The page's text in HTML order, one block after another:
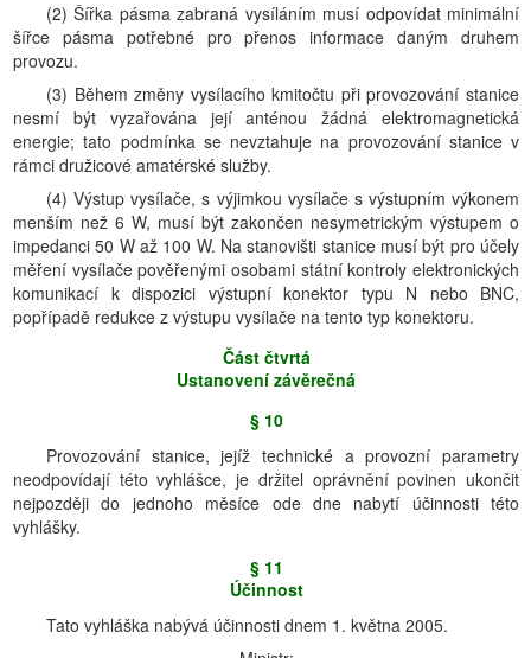
(2) Šířka pásma zabraná vysíláním musí odpovídat minimální
šířce pásma potřebné pro přenos informace daným druhem
provozu.
(3) Během změny vysílacího kmitočtu při provozování stanice
nesmí být vyzařována její anténou žádná elektromagnetická
energie; tato podmínka se nevztahuje na provozování stanice v
rámci družicové amatérské služby.
(4) Výstup vysílače, s výjimkou vysílače s výstupním výkonem
menším než 6 W, musí být zakončen nesymetrickým výstupem o
impedanci 50 W až 100 W. Na stanovišti stanice musí být pro účely
měření vysílače pověřenými osobami státní kontroly elektronických
komunikací k dispozici výstupní konektor typu N nebo BNC,
popřípadě redukce z výstupu vysílače na tento typ konektoru.
Část čtvrtá
Ustanovení závěrečná
§ 10
Provozování stanice, jejíž technické a provozní parametry
neodpovídají této vyhlášce, je držitel oprávnění povinen ukončit
nejpozději do jednoho měsíce ode dne nabytí účinnosti této
vyhlášky.
§ 11
Účinnost
Tato vyhláška nabývá účinnosti dnem 1. května 2005.